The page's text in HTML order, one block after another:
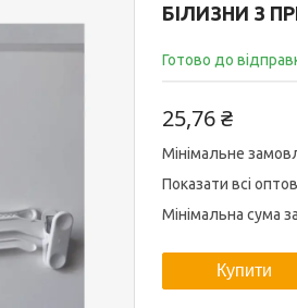
БІЛИЗНИ З
Готово до
25,76 ₴
Мінімальне
Показати всі
Мінімальна сума
Купити